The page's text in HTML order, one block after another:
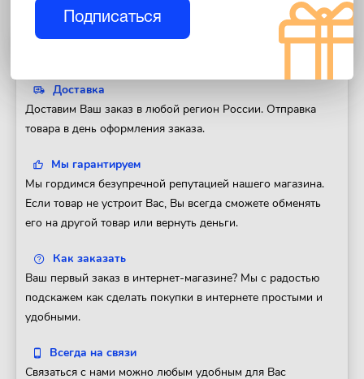
Доставка
Доставим Ваш заказ в любой регион России. Отправка
товара в день оформления заказа.
Мы гарантируем
Мы гордимся безупречной репутацией нашего магазина.
Если товар не устроит Вас, Вы всегда сможете обменять
его на другой товар или вернуть деньги.
Как заказать
Ваш первый заказ в интернет-магазине? Мы с радостью
подскажем как сделать покупки в интернете простыми и
удобными.
Всегда на связи
Связаться с нами можно любым удобным для Вас
Подписаться